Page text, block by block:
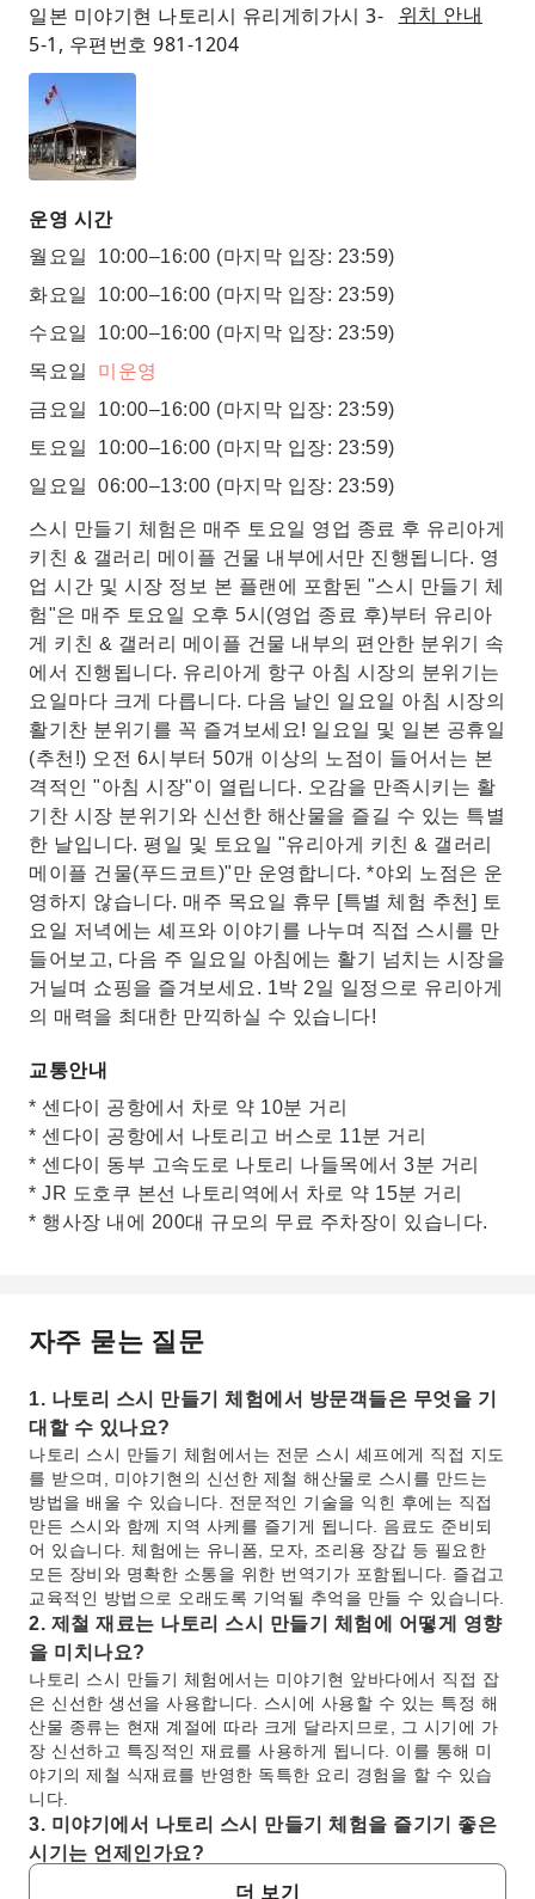
일본 미야기현 나토리시 유리게히가시 3-
5-1, 우편번호 981-1204
위치 안내
운영 시간
월요일 10:00–16:00 (마지막 입장: 23:59)
화요일
10:00–16:00 (마지막 입장: 23:59)
수요일
10:00–16:00 (마지막 입장: 23:59)
목요일
미운영
금요일
10:00–16:00 (마지막 입장: 23:59)
토요일
10:00–16:00 (마지막 입장: 23:59)
일요일
06:00–13:00 (마지막 입장: 23:59)
스시 만들기 체험은 매주 토요일 영업 종료 후 유리아게
키친 & 갤러리 메이플 건물 내부에서만 진행됩니다. 영
업 시간 및 시장 정보 본 플랜에 포함된 "스시 만들기 체
험"은 매주 토요일 오후 5시(영업 종료 후)부터 유리아
게 키친 & 갤러리 메이플 건물 내부의 편안한 분위기 속
에서 진행됩니다. 유리아게 항구 아침 시장의 분위기는
요일마다 크게 다릅니다. 다음 날인 일요일 아침 시장의
활기찬 분위기를 꼭 즐겨보세요! 일요일 및 일본 공휴일
(추천!) 오전 6시부터 50개 이상의 노점이 들어서는 본
격적인 "아침 시장"이 열립니다. 오감을 만족시키는 활
기찬 시장 분위기와 신선한 해산물을 즐길 수 있는 특별
한 날입니다. 평일 및 토요일 "유리아게 키친 & 갤러리
메이플 건물(푸드코트)"만 운영합니다. *야외 노점은 운
영하지 않습니다. 매주 목요일 휴무 [특별 체험 추천] 토
요일 저녁에는 셰프와 이야기를 나누며 직접 스시를 만
들어보고, 다음 주 일요일 아침에는 활기 넘치는 시장을
거닐며 쇼핑을 즐겨보세요. 1박 2일 일정으로 유리아게
의 매력을 최대한 만끽하실 수 있습니다!
교통안내
* 센다이 공항에서 차로 약 10분 거리
* 센다이 공항에서 나토리고 버스로 11분 거리
* 센다이 동부 고속도로 나토리 나들목에서 3분 거리
* JR 도호쿠 본선 나토리역에서 차로 약 15분 거리
* 행사장 내에 200대 규모의 무료 주차장이 있습니다.
자주 묻는 질문
1. 나토리 스시 만들기 체험에서 방문객들은 무엇을 기
대할 수 있나요?
나토리 스시 만들기 체험에서는 전문 스시 셰프에게 직접 지도
를 받으며, 미야기현의 신선한 제철 해산물로 스시를 만드는
방법을 배울 수 있습니다. 전문적인 기술을 익힌 후에는 직접
만든 스시와 함께 지역 사케를 즐기게 됩니다. 음료도 준비되
어 있습니다. 체험에는 유니폼, 모자, 조리용 장갑 등 필요한
모든 장비와 명확한 소통을 위한 번역기가 포함됩니다. 즐겁고
교육적인 방법으로 오래도록 기억될 추억을 만들 수 있습니다.
2. 제철 재료는 나토리 스시 만들기 체험에 어떻게 영향
을 미치나요?
나토리 스시 만들기 체험에서는 미야기현 앞바다에서 직접 잡
은 신선한 생선을 사용합니다. 스시에 사용할 수 있는 특정 해
산물 종류는 현재 계절에 따라 크게 달라지므로, 그 시기에 가
장 신선하고 특징적인 재료를 사용하게 됩니다. 이를 통해 미
야기의 제철 식재료를 반영한 독특한 요리 경험을 할 수 있습
니다.
3. 미야기에서 나토리 스시 만들기 체험을 즐기기 좋은
시기는 언제인가요?
각 계절마다 스시 재료가 달라져 연중 언제 방문해도 독특한
더 보기